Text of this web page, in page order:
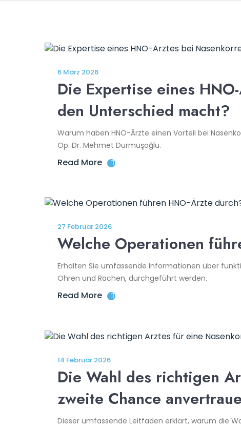
6 März 2026
Die Expertise eines
den Unterschied macht?
Warum haben HNO-Ärzte einen Vorteil bei
Op. Dr. Mehmet Durmuşoğlu.
Read More
27 Februar 2026
Welche Operationen
Erhalten Sie umfassende Informationen über
Ohren und Rachen, durchgeführt werden.
Read More
14 Februar 2026
Die Wahl des richtigen
zweite Chance
Dieser umfassende Leitfaden erklärt, warum die